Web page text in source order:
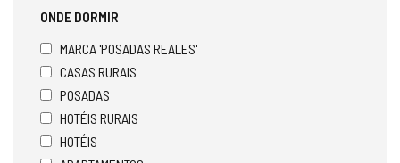
ONDE DORMIR
MARCA 'POSADAS REALES'
CASAS RURAIS
POSADAS
HOTÉIS RURAIS
HOTÉIS